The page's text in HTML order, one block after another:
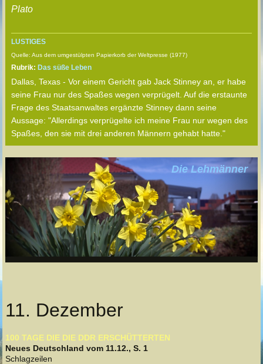
Plato
LUSTIGES
Quelle: Aus dem umgestülpten Papierkorb der Weltpresse (1977)
Rubrik: Das süße Leben
Dallas, Texas - Vor einem Gericht gab Jack Stinney an, er habe
seine Frau nur des Spaßes wegen verprügelt. Auf die erstaunte
Frage des Staatsanwaltes ergänzte Stinney dann seine
Aussage: "Allerdings verprügelte ich meine Frau nur wegen des
Spaßes, den sie mit drei anderen Männern gehabt hatte."
Die Lehmänner
11. Dezember
100 TAGE DIE DIE DDR ERSCHÜTTERTEN
Neues Deutschland vom 11.12., S. 1
Schlagzeilen